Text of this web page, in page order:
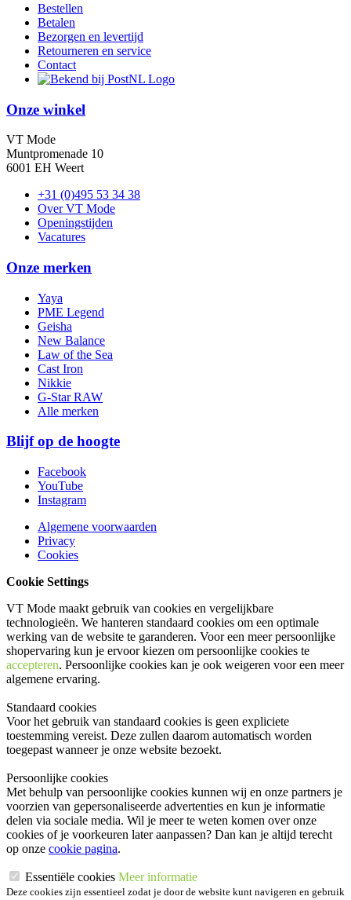
Bestellen
Betalen
Bezorgen en levertijd
Retourneren en service
Contact
Onze winkel
VT Mode
Muntpromenade 10
6001 EH Weert
+31 (0)495 53 34 38
Over VT Mode
Openingstijden
Vacatures
Onze merken
Yaya
PME Legend
Geisha
New Balance
Law of the Sea
Cast Iron
Nikkie
G-Star RAW
Alle merken
Blijf op de hoogte
Facebook
YouTube
Instagram
Algemene voorwaarden
Privacy
Cookies
Cookie Settings
VT Mode maakt gebruik van cookies en vergelijkbare
technologieën. We hanteren standaard cookies om een optimale
werking van de website te garanderen. Voor een meer persoonlijke
shopervaring kun je ervoor kiezen om persoonlijke cookies te
accepteren. Persoonlijke cookies kan je ook weigeren voor een meer
algemene ervaring.
Standaard cookies
Voor het gebruik van standaard cookies is geen expliciete
toestemming vereist. Deze zullen daarom automatisch worden
toegepast wanneer je onze website bezoekt.
Persoonlijke cookies
Met behulp van persoonlijke cookies kunnen wij en onze partners je
voorzien van gepersonaliseerde advertenties en kun je informatie
delen via sociale media. Wil je meer te weten komen over onze
cookies of je voorkeuren later aanpassen? Dan kan je altijd terecht
op onze cookie pagina.
Essentiële cookies Meer informatie
Deze cookies zijn essentieel zodat je door de website kunt navigeren en gebruik